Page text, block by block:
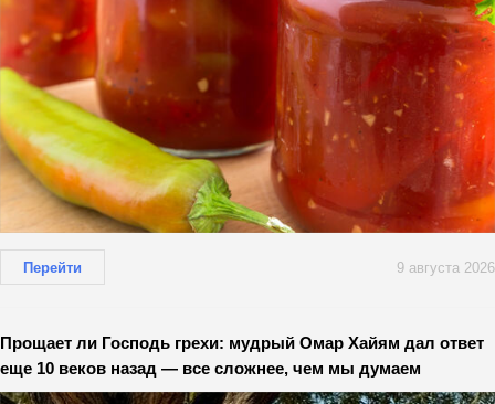
Перейти 9 августа 2026
Прощает ли Господь грехи: мудрый Омар Хайям дал ответ
еще 10 веков назад — все сложнее, чем мы думаем